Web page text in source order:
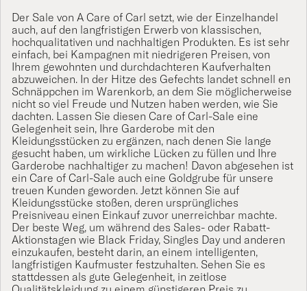
Der Sale von A Care of Carl setzt, wie der Einzelhandel
auch, auf den langfristigen Erwerb von klassischen,
hochqualitativen und nachhaltigen Produkten. Es ist sehr
einfach, bei Kampagnen mit niedrigeren Preisen, von
Ihrem gewohnten und durchdachteren Kaufverhalten
abzuweichen. In der Hitze des Gefechts landet schnell en
Schnäppchen im Warenkorb, an dem Sie möglicherweise
nicht so viel Freude und Nutzen haben werden, wie Sie
dachten. Lassen Sie diesen Care of Carl-Sale eine
Gelegenheit sein, Ihre Garderobe mit den
Kleidungsstücken zu ergänzen, nach denen Sie lange
gesucht haben, um wirkliche Lücken zu füllen und Ihre
Garderobe nachhaltiger zu machen! Davon abgesehen ist
ein Care of Carl-Sale auch eine Goldgrube für unsere
treuen Kunden geworden. Jetzt können Sie auf
Kleidungsstücke stoßen, deren ursprüngliches
Preisniveau einen Einkauf zuvor unerreichbar machte.
Der beste Weg, um während des Sales- oder Rabatt-
Aktionstagen wie Black Friday, Singles Day und anderen
einzukaufen, besteht darin, an einem intelligenten,
langfristigen Kaufmuster festzuhalten. Sehen Sie es
stattdessen als gute Gelegenheit, in zeitlose